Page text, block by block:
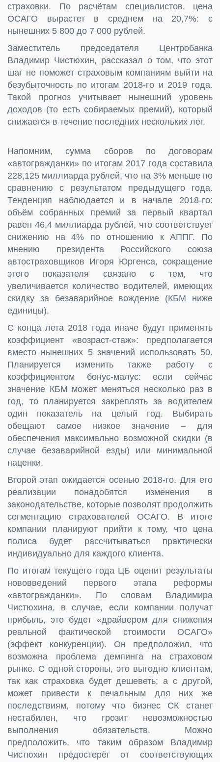
страховки. По расчётам специалистов, цена
ОСАГО вырастет в среднем на 20,7%: с
нынешних 5 800 до 7 000 рублей.
Заместитель председателя Центробанка
Владимир Чистюхин, рассказал о том, что этот
шаг не поможет страховым компаниям выйти на
безубыточность по итогам 2018-го и 2019 года.
Такой прогноз учитывает нынешний уровень
доходов (то есть собираемых премий), который
снижается в течение последних нескольких лет.
Напомним, сумма сборов по договорам
«автогражданки» по итогам 2017 года составила
228,125 миллиарда рублей, что на 3% меньше по
сравнению с результатом предыдущего года.
Тенденция наблюдается и в начале 2018-го:
объём собранных премий за первый квартал
равен 46,4 миллиарда рублей, что соответствует
снижению на 4% по отношению к АППГ. По
мнению президента Российского союза
автостраховщиков Игоря Юргенса, сокращение
этого показателя связано с тем, что
увеличивается количество водителей, имеющих
скидку за безаварийное вождение (КБМ ниже
единицы).
С конца лета 2018 года иначе будут применять
коэффициент «возраст-стаж»: предполагается
вместо нынешних 5 значений использовать 50.
Планируется изменить также работу с
коэффициентом бонус-малус: если сейчас
значение КБМ может меняться несколько раз в
год, то планируется закреплять за водителем
один показатель на целый год. Выбирать
обещают самое низкое значение – для
обеспечения максимально возможной скидки (в
случае безаварийной езды) или минимальной
наценки.
Второй этап ожидается осенью 2018-го. Для его
реализации понадобятся изменения в
законодательстве, которые позволят продолжить
сегментацию страхователей ОСАГО. В итоге
компании планируют прийти к тому, что цена
полиса будет рассчитываться практически
индивидуально для каждого клиента.
По итогам текущего года ЦБ оценит результаты
нововведений первого этапа реформы
«автогражданки». По словам Владимира
Чистюхина, в случае, если компании получат
прибыль, это будет «драйвером для снижения
реальной фактической стоимости ОСАГО»
(эффект конкуренции). Он предположил, что
возможна проблема демпинга на страховом
рынке. С одной стороны, это выгодно клиентам,
так как страховка будет дешеветь; а с другой,
может привести к печальным для них же
последствиям, потому что бизнес СК станет
нестабилен, что грозит невозможностью
выполнения обязательств. Можно
предположить, что таким образом Владимир
Чистюхин предостерёг от соответствующих